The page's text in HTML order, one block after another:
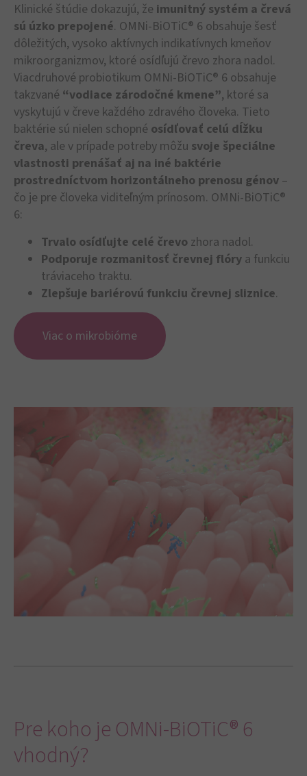
Klinické štúdie dokazujú, že imunitný systém a črevá
sú úzko prepojené. OMNi-BiOTiC® 6 obsahuje šesť
dôležitých, vysoko aktívnych indikatívnych kmeňov
mikroorganizmov, ktoré osídľujú črevo zhora nadol.
Viacdruhové probiotikum OMNi-BiOTiC® 6 obsahuje
takzvané “vodiace zárodočné kmene”, ktoré sa
vyskytujú v čreve každého zdravého človeka. Tieto
baktérie sú nielen schopné osídľovať celú dĺžku
čreva, ale v prípade potreby môžu svoje špeciálne
vlastnosti prenášať aj na iné baktérie
prostredníctvom horizontálneho prenosu génov –
čo je pre človeka viditeľným prínosom. OMNi-BiOTiC®
6:
Trvalo osídľujte celé črevo zhora nadol.
Podporuje rozmanitosť črevnej flóry a funkciu
tráviaceho traktu.
Zlepšuje bariérovú funkciu črevnej sliznice.
Viac o mikrobióme
Pre koho je OMNi-BiOTiC® 6
vhodný?